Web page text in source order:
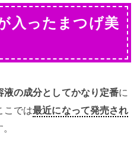
入ったまつげ美
液の成分としてかなり定番に
こでは最近になって発売され